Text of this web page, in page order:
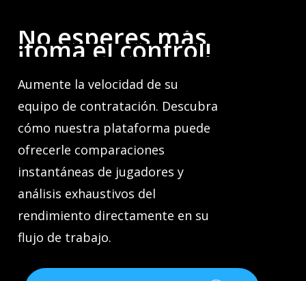
Noesperesmás,
¡toma el control!
Aumente la velocidad de su
equipo de contratación. Descubra
cómo nuestra plataforma puede
ofrecerle comparaciones
instantáneas de jugadores y
análisis exhaustivos del
rendimiento directamente en su
flujo de trabajo.